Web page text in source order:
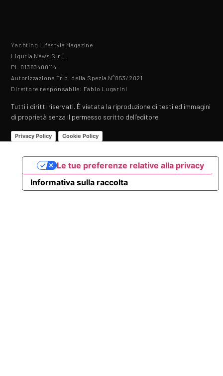
Yachting Lifestyle Magazine
Liguria News S.r.l.
PI: 01383400114
Autorizzazione Trib. della Spezia N°853/2021
Direttore responsabile: Fabio Lugarini
Tutti i diritti riservati. È vietata la riproduzione di testi ed immagini
di proprietà senza il permesso scritto dell’editore.
Privacy Policy Cookie Policy
Informativa sulla raccolta
Le tue preferenze relative alla privacy